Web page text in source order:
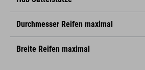
Durchmesser Reifen maximal
Breite Reifen maximal